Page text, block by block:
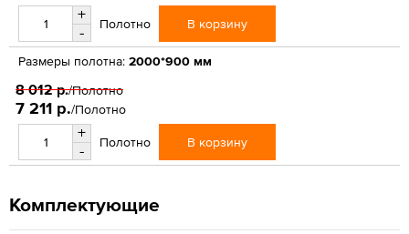
+
-
Полотно В корзину
Размеры полотна: 2000*900 мм
8 012 р./Полотно
7 211 р./Полотно
+
-
Полотно В корзину
Комплектующие